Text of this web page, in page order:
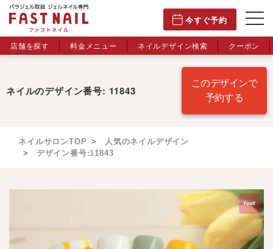
今すぐ予約
店舗を探す 料金メニュー ネイルデザイン検索 クーポン
ネイルのデザイン番号: 11843
このデザインで
予約する
ネイルサロンTOP
人気のネイルデザイン
デザイン番号:11843